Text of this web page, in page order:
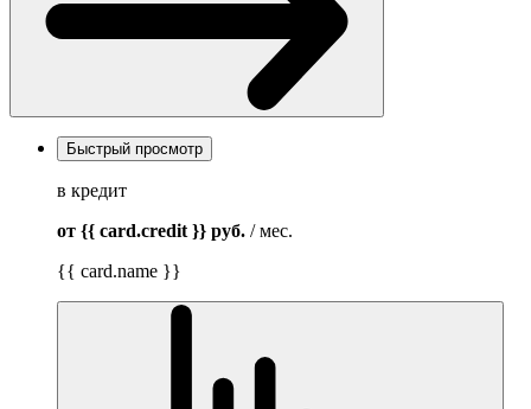
Быстрый просмотр
в кредит
от {{ card.credit }} руб. / мес.
{{ card.name }}